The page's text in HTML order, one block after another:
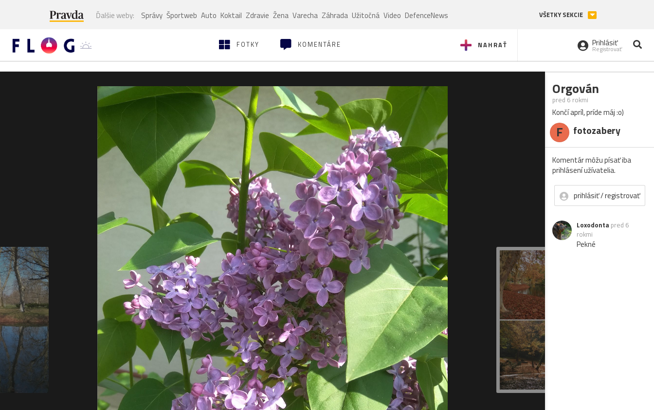
Ďalšie weby: Správy Športweb Auto Koktail Zdravie Žena Varecha Záhrada Užitočná Video DefenceNews VŠETKY SEKCIE
NAHRAŤ
FOTKY KOMENTÁRE Prihlásiť
Registrovať
Orgován
pred 6 rokmi
Končí apríl, príde máj :o)
F fotozabery
Komentár môžu písať iba
prihlásení užívatelia.
prihlásiť / registrovať
Loxodonta pred 6
rokmi
Pekné